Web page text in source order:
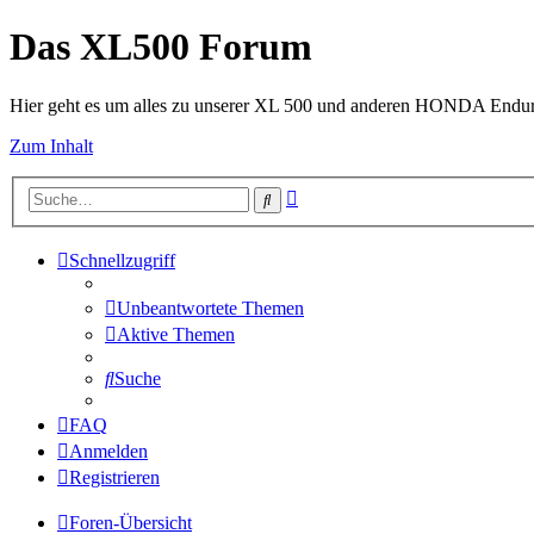
Das XL500 Forum
Hier geht es um alles zu unserer XL 500 und anderen HONDA
Zum Inhalt
Suche
Schnellzugriff
Unbeantwortete Themen
Aktive Themen
Suche
FAQ
Anmelden
Registrieren
Foren-Übersicht